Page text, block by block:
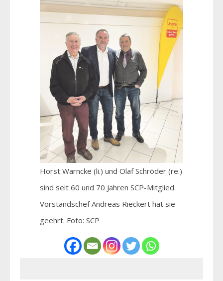
Horst Warncke (li.) und Olaf Schröder (re.)
sind seit 60 und 70 Jahren SCP-Mitglied.
Vorstandschef Andreas Rieckert hat sie
geehrt. Foto: SCP